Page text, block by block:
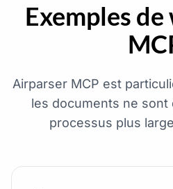
Exemples
Airparser MCP est
les documents ne
processus plus